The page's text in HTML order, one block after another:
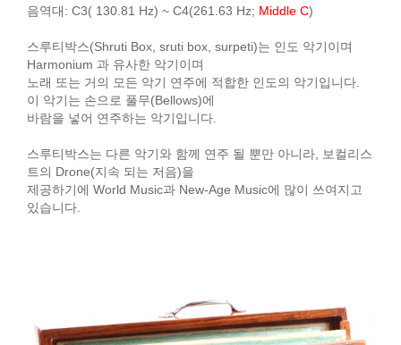
음역대: C3( 130.81 Hz) ~ C4(261.63 Hz; Middle C)
스루티박스(Shruti Box, sruti box, surpeti)는 인도 악기이며
Harmonium 과 유사한 악기이며
노래 또는 거의 모든 악기 연주에 적합한 인도의 악기입니다.
이 악기는 손으로 풀무(Bellows)에
바람을 넣어 연주하는 악기입니다.
스루티박스는 다른 악기와 함께 연주 될 뿐만 아니라, 보컬리스
트의 Drone(지속 되는 저음)을
제공하기에 World Music과 New-Age Music에 많이 쓰여지고
있습니다.